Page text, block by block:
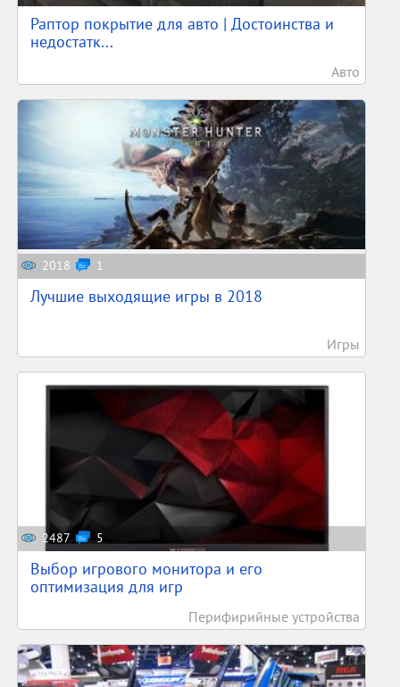
Раптор покрытие для авто | Достоинства и
недостатк...
Авто
2018 1
Лучшие выходящие игры в 2018
Игры
2487 5
Выбор игрового монитора и его
оптимизация для игр
Перифирийные устройства